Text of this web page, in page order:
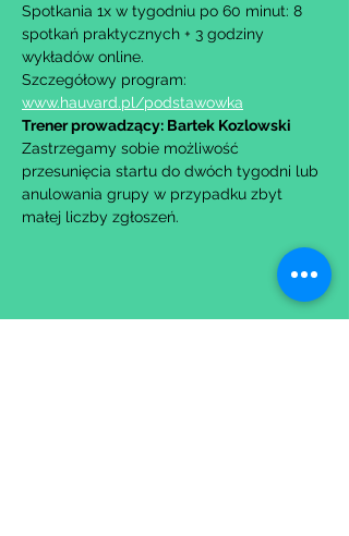
Spotkania 1x w tygodniu po 60 minut: 8
spotkań praktycznych + 3 godziny
wykładów online.
Szczegółowy program:
www.hauvard.pl/podstawowka
Trener prowadzący: Bartek Kozlowski
Zastrzegamy sobie możliwość
przesunięcia startu do dwóch tygodni lub
anulowania grupy w przypadku zbyt
małej liczby zgłoszeń.